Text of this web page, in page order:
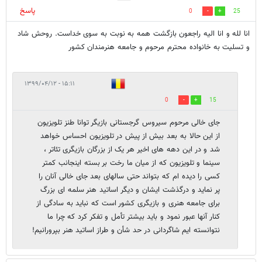
25
0
پاسخ
انا لله و انا الیه راجعون بازگشت همه به نوبت به سوی خداست. روحش شاد
و تسلیت به خانواده محترم مرحوم و جامعه هنرمندان کشور
۱۵:۱۱ - ۱۳۹۹/۰۴/۱۲
15
0
جای خالی مرحوم سیروس گرجستانی بازیگر توانا طنز تلویزیون
از این حالا به بعد بیش از پیش در تلویزیون احساس خواهد
شد و در این دهه های اخیر هر یک از بزرگان بازیگری تئاتر ،
سینما و تلویزیون که از میان ما رخت بر بسته اینجانب کمتر
کسی را دیده ام که بتواند حتی سالهای بعد جای خالی آنان را
پر نماید و درگذشت ایشان و دیگر اساتید هنر سلمه ای بزرگ
برای جامعه هنری و بازیگری کشور است که نباید به سادگی از
کنار آنها عبور نمود و باید بیشتر تأمل و تفکر کرد که چرا ما
نتوانسته ایم شاگردانی در حد شأن و طراز اساتید هنر بپرورانیم!